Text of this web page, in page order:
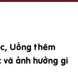
Uống thêm
ảnh hưởng gì